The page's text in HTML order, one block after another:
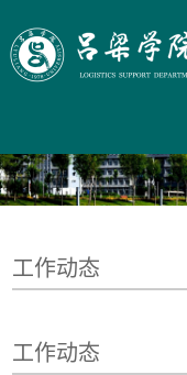
工作动态
工作动态